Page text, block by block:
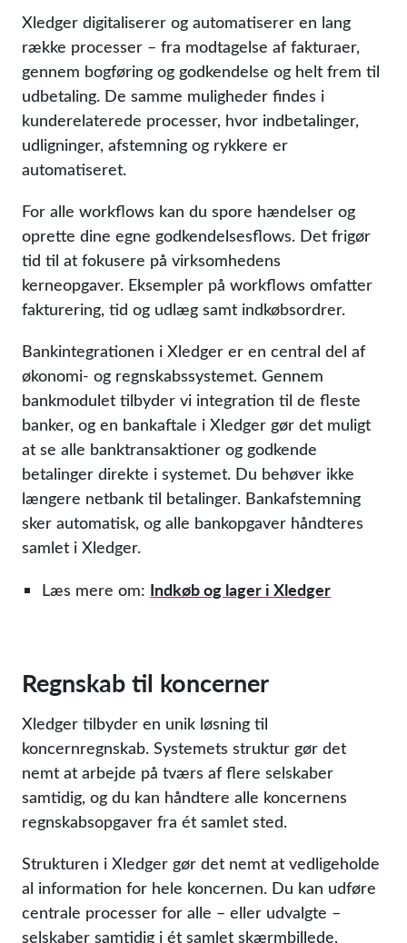
Xledger digitaliserer og automatiserer en lang
række processer – fra modtagelse af fakturaer,
gennem bogføring og godkendelse og helt frem til
udbetaling. De samme muligheder findes i
kunderelaterede processer, hvor indbetalinger,
udligninger, afstemning og rykkere er
automatiseret.
For alle workflows kan du spore hændelser og
oprette dine egne godkendelsesflows. Det frigør
tid til at fokusere på virksomhedens
kerneopgaver. Eksempler på workflows omfatter
fakturering, tid og udlæg samt indkøbsordrer.
Bankintegrationen i Xledger er en central del af
økonomi- og regnskabssystemet. Gennem
bankmodulet tilbyder vi integration til de fleste
banker, og en bankaftale i Xledger gør det muligt
at se alle banktransaktioner og godkende
betalinger direkte i systemet. Du behøver ikke
længere netbank til betalinger. Bankafstemning
sker automatisk, og alle bankopgaver håndteres
samlet i Xledger.
Læs mere om: Indkøb og lager i Xledger
Regnskab til koncerner
Xledger tilbyder en unik løsning til
koncernregnskab. Systemets struktur gør det
nemt at arbejde på tværs af flere selskaber
samtidig, og du kan håndtere alle koncernens
regnskabsopgaver fra ét samlet sted.
Strukturen i Xledger gør det nemt at vedligeholde
al information for hele koncernen. Du kan udføre
centrale processer for alle – eller udvalgte –
selskaber samtidig i ét samlet skærmbillede,